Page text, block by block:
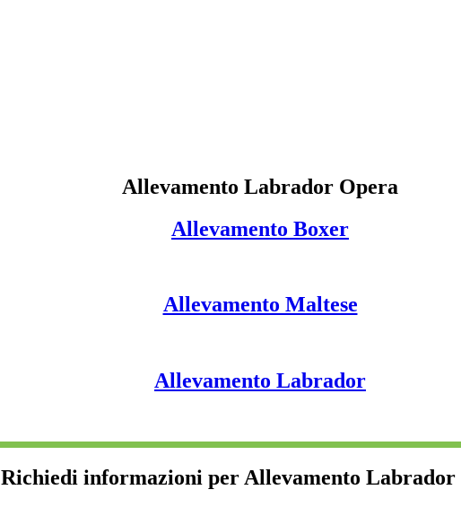
Allevamento Labrador Opera
Allevamento Boxer
Allevamento Maltese
Allevamento Labrador
Richiedi informazioni per Allevamento Labrador